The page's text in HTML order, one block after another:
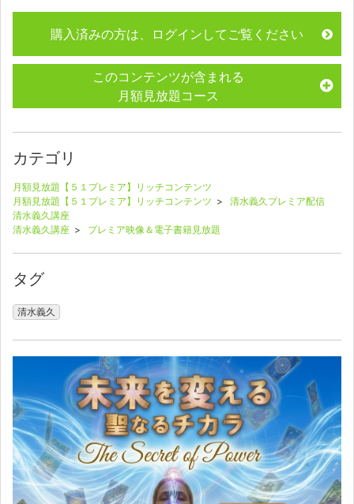
購入済みの方は、ログインしてご覧ください
このコンテンツが含まれる
月額見放題コース
カテゴリ
月額見放題【５１プレミア】リッチコンテンツ
月額見放題【５１プレミア】リッチコンテンツ > 清水義久プレミア配信
清水義久講座
清水義久講座 > プレミア映像＆電子書籍見放題
タグ
清水義久